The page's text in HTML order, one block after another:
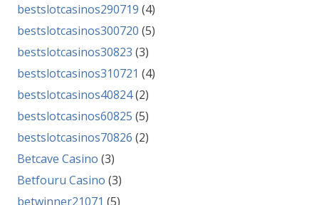
bestslotcasinos290719 (4)
bestslotcasinos300720 (5)
bestslotcasinos30823 (3)
bestslotcasinos310721 (4)
bestslotcasinos40824(2)
bestslotcasinos60825 (5)
bestslotcasinos70826 (2)
Betcave Casino (3)
Betfouru Casino (3)
betwinner21071 (5)